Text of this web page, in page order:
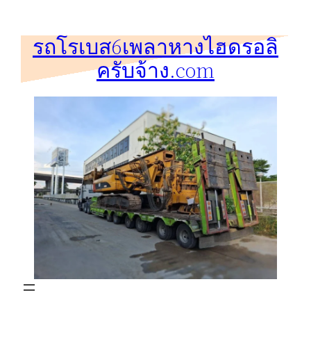
รถโรเบส6เพลาหางไฮดรอลิ
ครับจ้าง.com